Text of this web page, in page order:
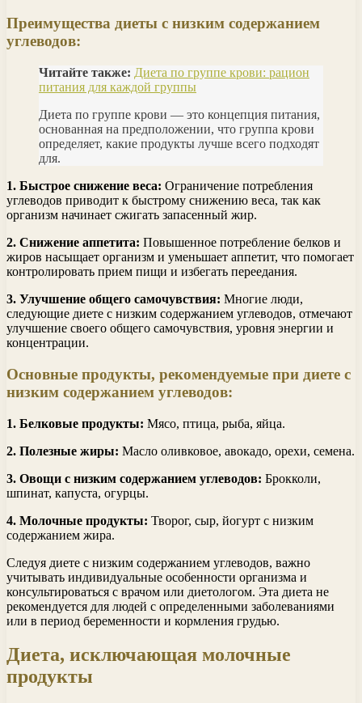
Преимущества диеты с низким содержанием
углеводов:
Читайте также: Диета по группе крови: рацион
питания для каждой группы
Диета по группе крови — это концепция питания,
основанная на предположении, что группа крови
определяет, какие продукты лучше всего подходят
для.
1. Быстрое снижение веса: Ограничение потребления
углеводов приводит к быстрому снижению веса, так как
организм начинает сжигать запасенный жир.
2. Снижение аппетита: Повышенное потребление белков и
жиров насыщает организм и уменьшает аппетит, что помогает
контролировать прием пищи и избегать переедания.
3. Улучшение общего самочувствия: Многие люди,
следующие диете с низким содержанием углеводов, отмечают
улучшение своего общего самочувствия, уровня энергии и
концентрации.
Основные продукты, рекомендуемые при диете с
низким содержанием углеводов:
1. Белковые продукты: Мясо, птица, рыба, яйца.
2. Полезные жиры: Масло оливковое, авокадо, орехи, семена.
3. Овощи с низким содержанием углеводов: Брокколи,
шпинат, капуста, огурцы.
4. Молочные продукты: Творог, сыр, йогурт с низким
содержанием жира.
Следуя диете с низким содержанием углеводов, важно
учитывать индивидуальные особенности организма и
консультироваться с врачом или диетологом. Эта диета не
рекомендуется для людей с определенными заболеваниями
или в период беременности и кормления грудью.
Диета, исключающая молочные
продукты